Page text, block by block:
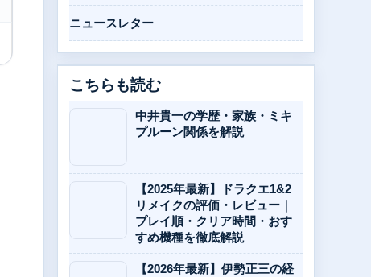
ニュースレター
こちらも読む
中井貴一の学歴・家族・ミキ
プルーン関係を解説
【2025年最新】ドラクエ1&2
リメイクの評価・レビュー｜
プレイ順・クリア時間・おす
すめ機種を徹底解説
【2026年最新】伊勢正三の経